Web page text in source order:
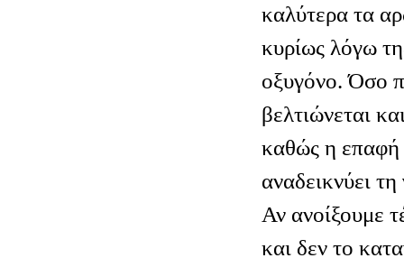
καλύτερα τα
κυρίως λόγω
οξυγόνο. Όσο
βελτιώνεται
καθώς η επαφή
αναδεικνύει
Αν ανοίξουμε
και δεν το